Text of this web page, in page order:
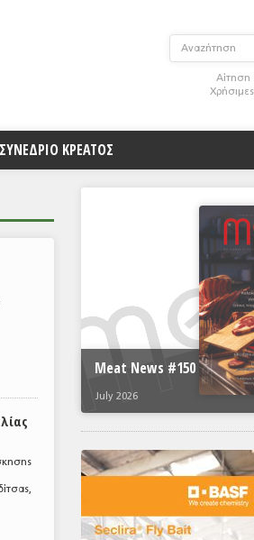
Αίτηση
ΣΥΝΕΔΡΙΟ ΚΡΕΑΤΟΣ
Meat News #150
July 2026